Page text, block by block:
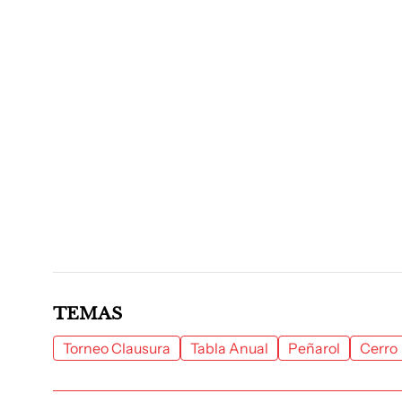
TEMAS
Torneo Clausura Tabla Anual Peñarol Cerro